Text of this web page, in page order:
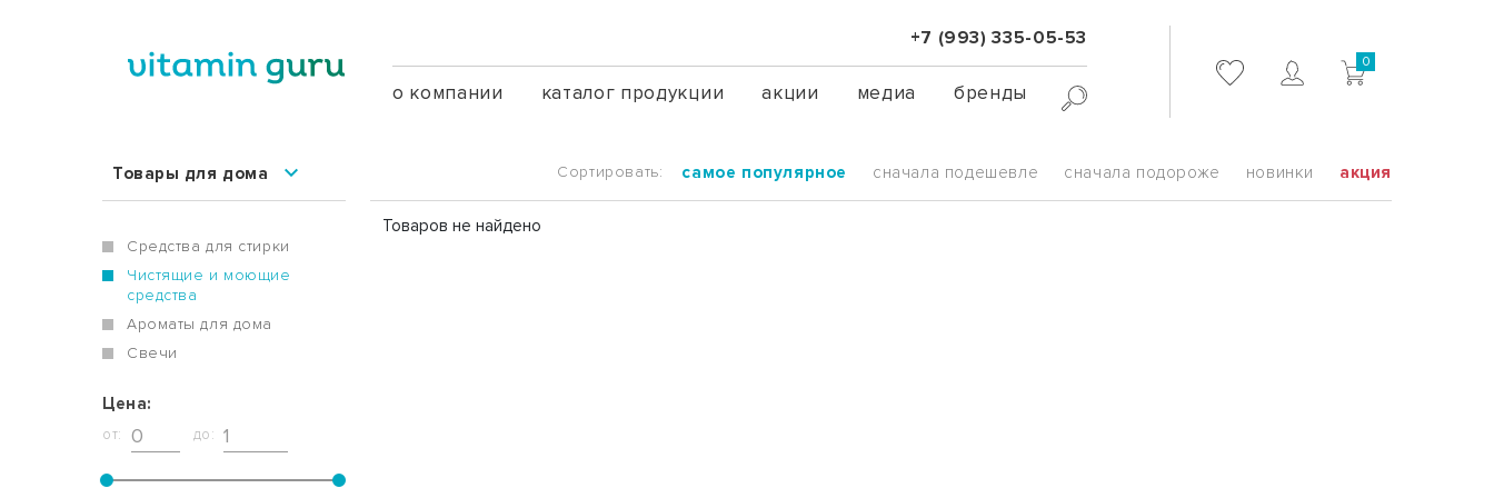
+7 (993) 335-05-53
о компании каталог продукции акции медиа бренды
0
Товары для дома
Средства для стирки
Чистящие и моющие
средства
Ароматы для дома
Свечи
Цена:
от: до:
Сортировать: самое популярное сначала подешевле сначала подороже новинки акция
Товаров не найдено